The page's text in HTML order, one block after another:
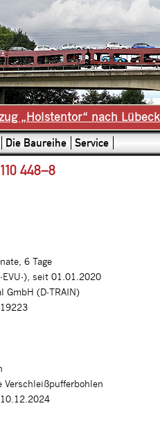
„Holstentor“ nach
Die Baureihe Service
110 448–8
6 Tage
EVU-), seit 01.01.2020
GmbH (D-TRAIN)
Verschleißpufferbohlen